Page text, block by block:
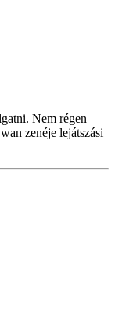
Nem régen
zenéje lejátszási